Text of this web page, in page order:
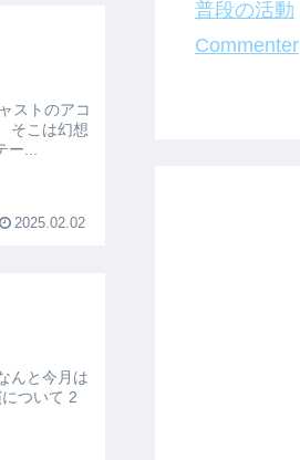
ー...
2025.02.02
普段の活動
Commenter